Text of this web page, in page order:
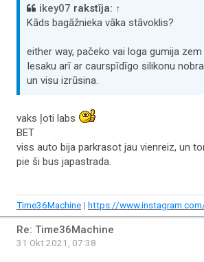
ikey07 rakstīja: ↑
Kāds bagāžnieka vāka stāvoklis?
either way, pačeko vai loga gumija
Iesaku arī ar caurspīdīgo silikonu
un visu izrūsina.
vaks ļoti labs
BET
viss auto bija parkrasot jau vienreiz, un
pie ši bus japastrada.
Time36Machine | https://
Re: Time36Machine
31 Okt 2021, 07:38